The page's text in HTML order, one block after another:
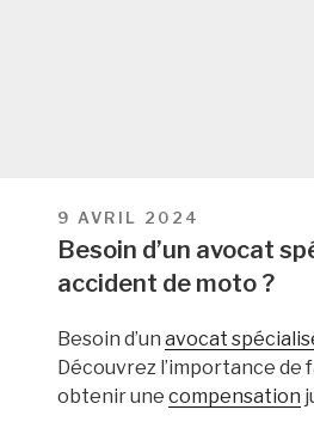
PUBLIÉ
LE
9 AVRIL 2024
Besoin d’un avocat
accident de moto ?
Besoin d’un avocat
Découvrez l’importance de
obtenir une compensation